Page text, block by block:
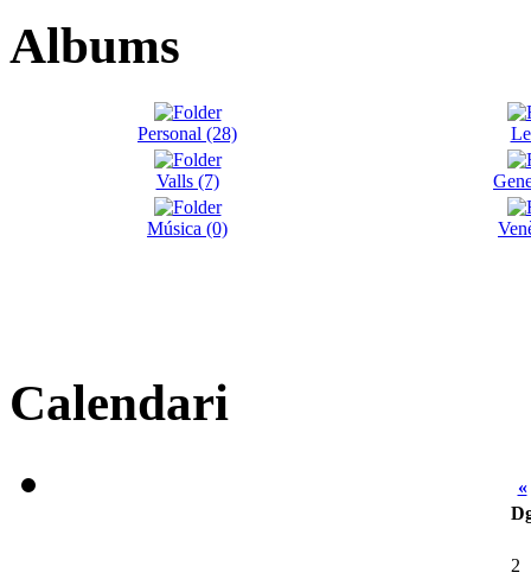
Albums
Personal (28)
Valls (7)
Música (0)
Calendari
«
2